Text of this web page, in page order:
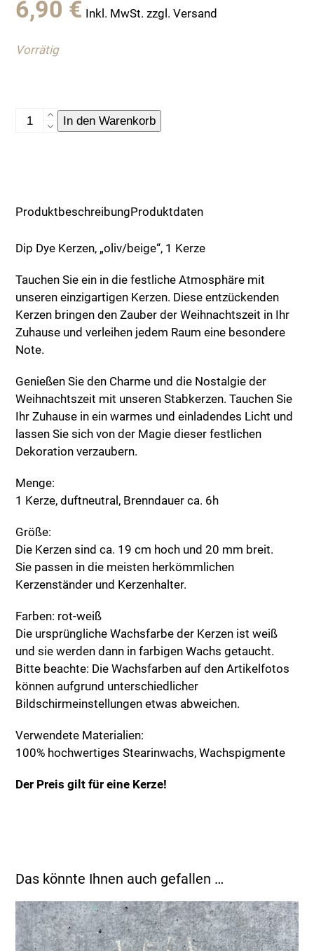
6,90 € Inkl. MwSt. zzgl. Versand
Vorrätig
Dip
Kerze
In den Warenkorb
ProduktbeschreibungProduktdaten
Dip Dye Kerzen, „oliv/beige“, 1 Kerze
Tauchen Sie ein in die festliche Atmosphäre mit
unseren einzigartigen Kerzen. Diese entzückenden
Kerzen bringen den Zauber der Weihnachtszeit in Ihr
Zuhause und verleihen jedem Raum eine besondere
Note.
Genießen Sie den Charme und die Nostalgie der
Weihnachtszeit mit unseren Stabkerzen. Tauchen Sie
Ihr Zuhause in ein warmes und einladendes Licht und
lassen Sie sich von der Magie dieser festlichen
Dekoration verzaubern.
Menge:
1 Kerze, duftneutral, Brenndauer ca. 6h
Größe:
Die Kerzen sind ca. 19 cm hoch und 20 mm breit.
Sie passen in die meisten herkömmlichen
Kerzenständer und Kerzenhalter.
Farben: rot-weiß
Die ursprüngliche Wachsfarbe der Kerzen ist weiß
und sie werden dann in farbigen Wachs getaucht.
Bitte beachte: Die Wachsfarben auf den Artikelfotos
können aufgrund unterschiedlicher
Bildschirmeinstellungen etwas abweichen.
Verwendete Materialien:
100% hochwertiges Stearinwachs, Wachspigmente
Der Preis gilt für eine Kerze!
Das könnte Ihnen auch gefallen …